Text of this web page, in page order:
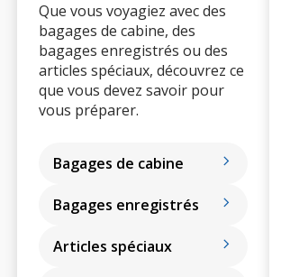
Que vous voyagiez avec des
bagages de cabine, des
bagages enregistrés ou des
articles spéciaux, découvrez ce
que vous devez savoir pour
vous préparer.
Bagages de cabine
Bagages enregistrés
Articles spéciaux